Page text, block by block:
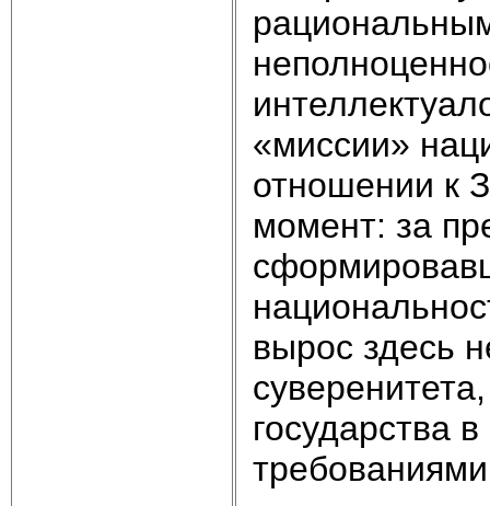
«миссии»
отношении к
момент: за
вырос здесь
государства